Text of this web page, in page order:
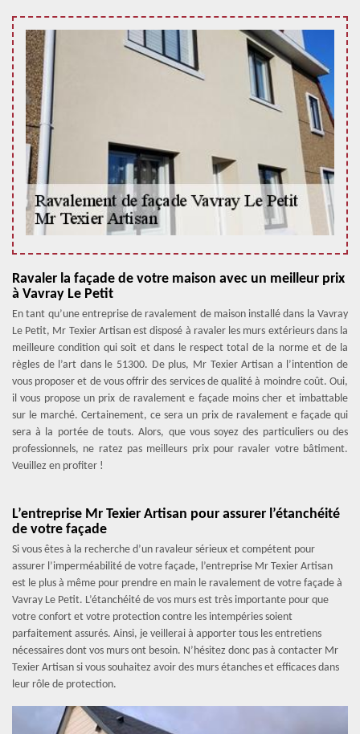
Ravaler la façade de votre maison avec un meilleur prix
à Vavray Le Petit
En tant qu’une entreprise de ravalement de maison installé dans la Vavray
Le Petit, Mr Texier Artisan est disposé à ravaler les murs extérieurs dans la
meilleure condition qui soit et dans le respect total de la norme et de la
règles de l’art dans le 51300. De plus, Mr Texier Artisan a l’intention de
vous proposer et de vous offrir des services de qualité à moindre coût. Oui,
il vous propose un prix de ravalement e façade moins cher et imbattable
sur le marché. Certainement, ce sera un prix de ravalement e façade qui
sera à la portée de touts. Alors, que vous soyez des particuliers ou des
professionnels, ne ratez pas meilleurs prix pour ravaler votre bâtiment.
Veuillez en profiter !
L’entreprise Mr Texier Artisan pour assurer l’étanchéité
de votre façade
Si vous êtes à la recherche d’un ravaleur sérieux et compétent pour
assurer l’imperméabilité de votre façade, l’entreprise Mr Texier Artisan
est le plus à même pour prendre en main le ravalement de votre façade à
Vavray Le Petit. L’étanchéité de vos murs est très importante pour que
votre confort et votre protection contre les intempéries soient
parfaitement assurés. Ainsi, je veillerai à apporter tous les entretiens
nécessaires dont vos murs ont besoin. N’hésitez donc pas à contacter Mr
Texier Artisan si vous souhaitez avoir des murs étanches et efficaces dans
leur rôle de protection.